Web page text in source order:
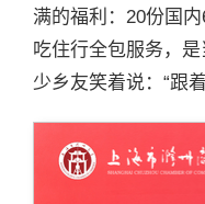
满的福利：20份国
吃住行全包服务，
少乡友笑着说：“跟